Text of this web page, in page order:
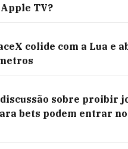
TV?
colide com a Lua e
sobre proibir
bets podem entrar no